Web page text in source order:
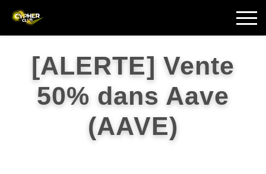
[ALERTE] Vente
50% dans Aave
(AAVE)